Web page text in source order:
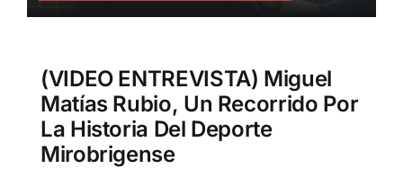
(VIDEO ENTREVISTA) Miguel
Matías Rubio, Un Recorrido Por
La Historia Del Deporte
Mirobrigense